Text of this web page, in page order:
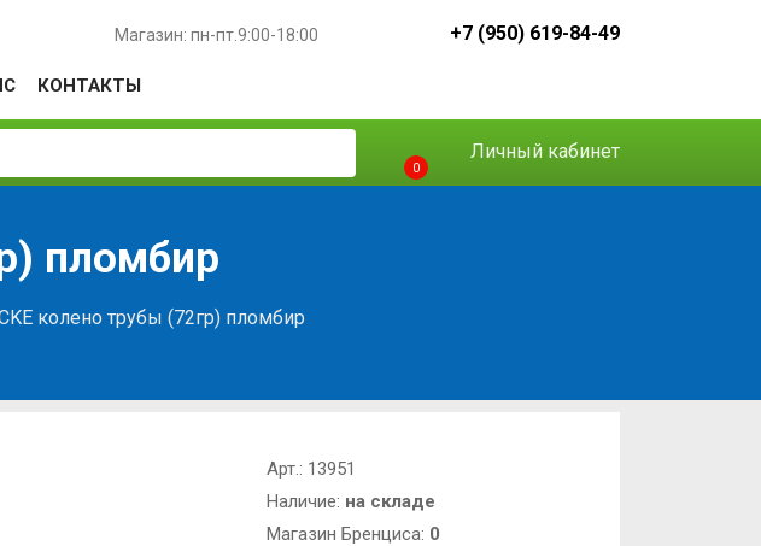
Магазин: пн-пт.9:00-18:00 +7 (950) 619-84-49
КОНТАКТЫ
0
Личный кабинет
пломбир
колено трубы (72гр) пломбир
Арт.: 13951
Наличие: на складе
Магазин Бренциса: 0